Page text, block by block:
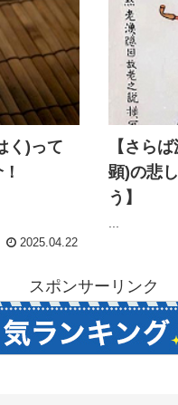
く)って
2025.04.22
【さら
顕)の悲
う】
スポンサーリンク